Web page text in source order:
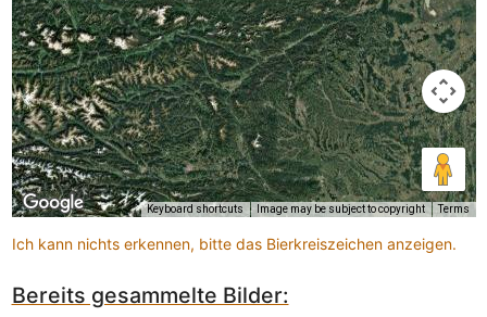
Keyboard shortcuts Image may be subject to copyright Terms
Ich kann nichts erkennen, bitte das Bierkreiszeichen anzeigen.
Bereits gesammelte Bilder: